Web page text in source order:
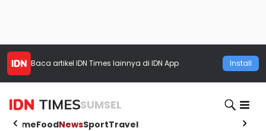
Baca artikel IDN Times lainnya di IDN App Install
SUMSEL
HomeFoodNewsSportTravel